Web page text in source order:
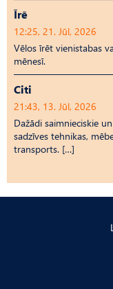
Īrē
12:25, 21. Jūl, 2026
Vēlos īrēt vienistabas
mēnesī.
Citi
21:43, 13. Jūl, 2026
Dažādi saimnieciskie
sadzīves tehnikas,
transports. […]